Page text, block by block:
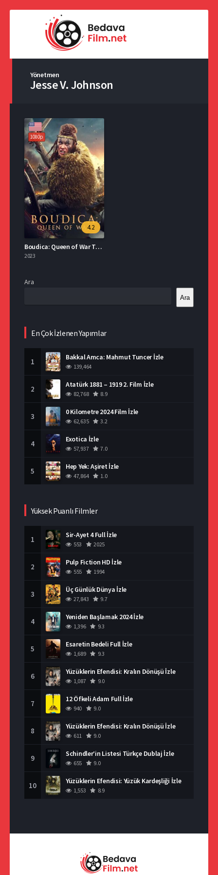
Yönetmen
Jesse V. Johnson
1080p
4.2
Boudica: Queen of War Türkçe Dublaj İzle
2023
Ara
Ara
En Çok İzlenen Yapımlar
1 Bakkal Amca: Mahmut Tuncer İzle
139,464
2 Atatürk 1881 – 1919 2. Film İzle
82,768 8.9
3 0 Kilometre 2024 Film İzle
62,635 3.2
4 Exotica İzle
57,937 7.0
5 Hep Yek: Aşiret İzle
47,864 1.0
Yüksek Puanlı Filmler
1 Sir-Ayet 4 Full İzle
553 2025
2 Pulp Fiction HD İzle
555 1994
3 Üç Günlük Dünya İzle
27,843 9.7
4 Yeniden Başlamak 2024 İzle
1,396 9.3
5 Esaretin Bedeli Full İzle
1,689 9.3
6 Yüzüklerin Efendisi: Kralın Dönüşü İzle
1,087 9.0
7 12 Öfkeli Adam Full İzle
940 9.0
8 Yüzüklerin Efendisi: Kralın Dönüşü İzle
611 9.0
9 Schindler’in Listesi Türkçe Dublaj İzle
655 9.0
10 Yüzüklerin Efendisi: Yüzük Kardeşliği İzle
1,553 8.9